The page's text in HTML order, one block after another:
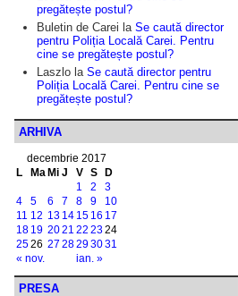
pregătește postul?
Buletin de Carei la Se caută director
pentru Poliția Locală Carei. Pentru
cine se pregătește postul?
Laszlo la Se caută director pentru
Poliția Locală Carei. Pentru cine se
pregătește postul?
ARHIVA
decembrie 2017
L
Ma Mi J V S D
« nov. ian. »
1 2
3
4
5 6 7 8 9
10
11 12 13 14 15 16 17
18 19 2021 22 2324
2526 27 28293031
PRESA